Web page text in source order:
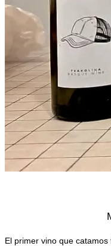
El primer vino que catamos